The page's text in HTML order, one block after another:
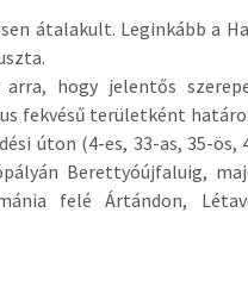
átalakult. Leginkább a
hogy jelentős
fekvésű területként
úton (4-es, 33-as, 35-ös,
Berettyóújfaluig,
felé Ártándon,